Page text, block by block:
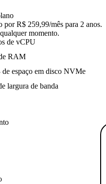
por R$ 259,99/mês para 2 anos.
momento.
de vCPU
RAM
de espaço em disco NVMe
largura de banda